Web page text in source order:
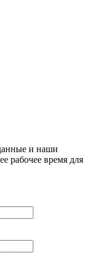
и наши
рабочее время для